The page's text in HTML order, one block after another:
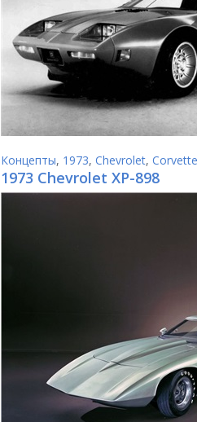
Концепты, 1973, Chevrolet, Corvette
1973 Chevrolet XP-898